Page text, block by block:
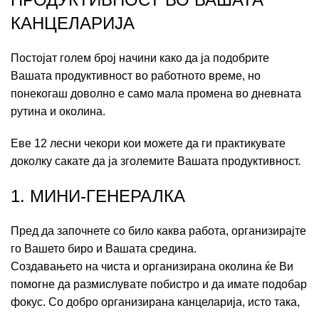
КАНЦЕЛАРИЈА
Постојат голем број начини како да ја подобрите
Вашата продуктивност во работното време, но
понекогаш доволно е само мала промена во дневната
рутина и околина.
Еве 12 лесни чекори кои можете да ги практикувате
доколку сакате да ја зголемите Вашата продуктивност.
1. МИНИ-ГЕНЕРАЛКА
Пред да започнете со било каква работа, организирајте
го Вашето биро и Вашата средина.
Создавањето на чиста и организирана околина ќе Ви
помогне да размислувате побистро и да имате подобар
фокус. Со добро организирана канцеларија, исто така,